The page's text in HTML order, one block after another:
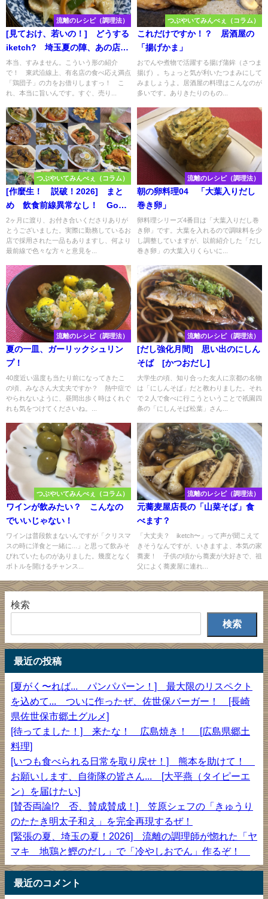
流離のレシピ（調理法）
[見ておけ、若いの！] どうする
iketch? 埼玉夏の陣、あの店の
名物とたっぷり野菜で作る、つ
くね野菜あんかけ！ [これが旨
さだ！]
本当、すみません。こういう形の紹介
で！ 東武沿線上、有名店の食べ応え満点
「鶏団子」の力をお借りしますっ！ こ
れ、本当に旨いんです。すぐ、売り...
つぶやいてみんべぇ（コラム）
これだけですか！？ 居酒屋の
「揚げかま」
おでんや煮物で活躍する揚げ蒲鉾（さつま
揚げ）。ちょっと気が利いたつまみにして
みましょうよ。居酒屋の料理はこんなのが
多いです。ありきたりのもの...
つぶやいてみんべぇ（コラム）
[作麼生！ 説破！2026] まと
め 飲食前線異常なし！ Go
advance！ [まだまだ続く！
作麼生！ 説破！2026]
2ヶ月に渡り、お付き合いくださりありが
とうございました。実際に勤務しているお
店で採用された一品もありますし、何より
最前線で色々な方々と意見を...
流離のレシピ（調理法）
朝の卵料理04 「大葉入りだし
巻き卵」
卵料理シリーズ4番目は「大葉入りだし巻
き卵」です。大葉を入れるので調味料を少
し調整していますが、以前紹介した「だし
巻き卵」の大葉入りくらいに...
流離のレシピ（調理法）
夏の一皿、ガーリックシュリン
プ！
40度近い温度も当たり前になってきたこ
の頃、みなさん大丈夫ですか？ 熱中症で
やられないように、昼間出歩く時はくれぐ
れも気をつけてくださいね。...
流離のレシピ（調理法）
[だし強化月間] 思い出のにしん
そば [かつおだし]
大学生の頃、知り合った友人に京都の名物
は「にしんそば」だと教わりました。それ
で２人で食べに行こうということで祇園四
条の「にしんそば松葉」さん...
つぶやいてみんべぇ（コラム）
ワインが飲みたい？ こんなの
でいいじゃない！
ワインは普段飲まないんですが「クリスマ
スの時に洋食と一緒に...」と思って飲みそ
びれていたものがありました。幾度となく
ボトルを開けるチャンス...
流離のレシピ（調理法）
元蕎麦屋店長の「山菜そば」食
べます？
「大丈夫？ iketch〜」って声が聞こえて
きそうなんですが、いきますよ、本気の家
蕎麦！ 子供の頃から蕎麦が大好きで、祖
父によく蕎麦屋に連れ...
検索
検索
最近の投稿
[夏がく〜れば... パンパパーン！] 最大限のリスペクト
を込めて... ついに作ったぜ、佐世保バーガー！ [長崎
県佐世保市郷土グルメ]
[待ってました！] 来たな！ 広島焼き！ [広島県郷土
料理]
[いつも食べられる日常を取り戻せ！] 熊本を助けて！
お願いします、自衛隊の皆さん... [大平燕（タイピーエ
ン）を届けたい]
[賛否両論!? 否、賛成賛成！] 笠原シェフの「きゅうり
のたたき明太子和え」を完全再現するぜ！
[緊張の夏、埼玉の夏！2026] 流離の調理師が惚れた「ヤ
マキ 地鶏と鰹のだし」で「冷やしおでん」作るぞ！
最近のコメント